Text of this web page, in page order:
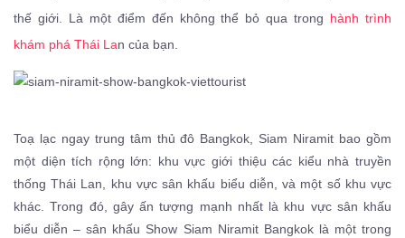
thế giới. Là một điểm đến không thể bỏ qua trong hành trình
khám phá Thái Lan của bạn.
Toạ lạc ngay trung tâm thủ đô Bangkok, Siam Niramit bao gồm
một diện tích rộng lớn: khu vực giới thiệu các kiểu nhà truyền
thống Thái Lan, khu vực sân khấu biểu diễn, và một số khu vực
khác. Trong đó, gây ấn tượng mạnh nhất là khu vực sân khấu
biểu diễn – sân khấu Show Siam Niramit Bangkok là một trong